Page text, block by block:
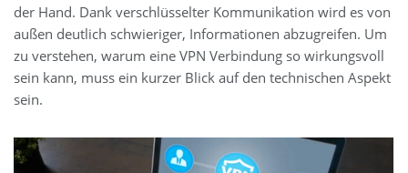
der Hand. Dank verschlüsselter Kommunikation wird es von
außen deutlich schwieriger, Informationen abzugreifen. Um
zu verstehen, warum eine VPN Verbindung so wirkungsvoll
sein kann, muss ein kurzer Blick auf den technischen Aspekt
sein.